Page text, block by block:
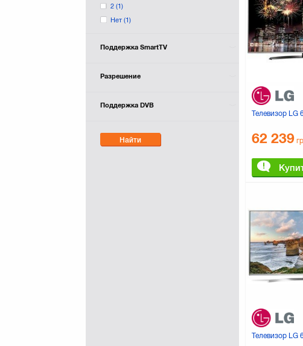
2(1)
Нет(1)
Поддержка SmartTV
Разрешение
Поддержка DVB
Найти
Телевизор LG
62 239
Телевизор LG